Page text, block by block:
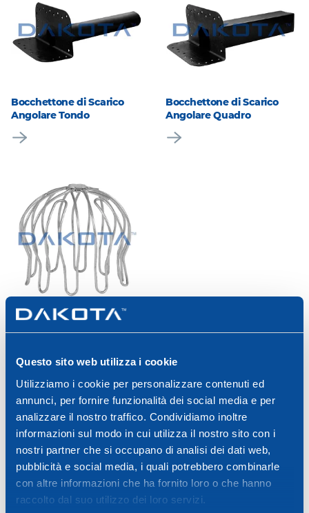
Questo sito web utilizza i cookie
Utilizziamo i cookie per personalizzare contenuti ed
annunci, per fornire funzionalità dei social media e per
analizzare il nostro traffico. Condividiamo inoltre
informazioni sul modo in cui utilizza il nostro sito con i
nostri partner che si occupano di analisi dei dati web,
pubblicità e social media, i quali potrebbero combinarle
con altre informazioni che ha fornito loro o che hanno
raccolto dal suo utilizzo dei loro servizi.
Bocchettone di Scarico
Angolare Tondo
Bocchettone di Scarico
Angolare Quadro
Parafoglie
Prodotti:7/7
SIAMO A TUA DISPOSIZIONE